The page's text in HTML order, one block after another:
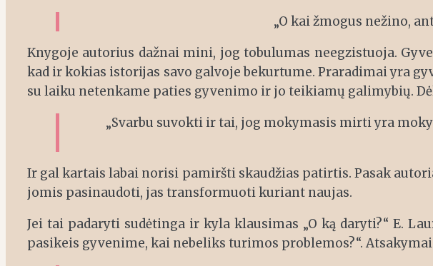
„O kai žmogus nežino,
Knygoje autorius dažnai mini, jog tobulumas neegzistuoja.
kad ir kokias istorijas savo galvoje bekurtume. Praradimai yra
su laiku netenkame paties gyvenimo ir jo teikiamų galimybių.
„Svarbu suvokti ir tai, jog mokymasis mirti yra
Ir gal kartais labai norisi pamiršti skaudžias patirtis. Pasak
jomis pasinaudoti, jas transformuoti kuriant naujas.
Jei tai padaryti sudėtinga ir kyla klausimas „O ką daryti?“ E.
pasikeis gyvenime, kai nebeliks turimos problemos?“.